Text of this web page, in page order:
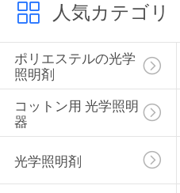
だ
さ
い
地
図
人気カテゴリ
ポリエステルの光学
照明剤
コットン用 光学照明
器
光学照明剤